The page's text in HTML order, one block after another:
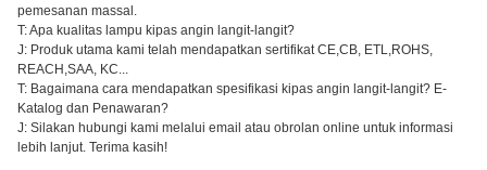
pemesanan massal.
T: Apa kualitas lampu kipas angin langit-langit?
J: Produk utama kami telah mendapatkan sertifikat CE,CB, ETL,ROHS,
REACH,SAA, KC...
T: Bagaimana cara mendapatkan spesifikasi kipas angin langit-langit? E-
Katalog dan Penawaran?
J: Silakan hubungi kami melalui email atau obrolan online untuk informasi
lebih lanjut. Terima kasih!